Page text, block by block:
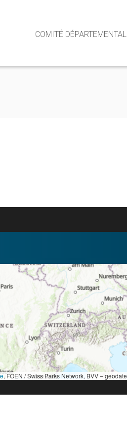
COMITÉ DÉPARTEMENTAL